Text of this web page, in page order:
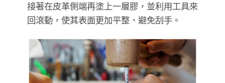
接著在皮革側端再塗上一層膠，並利用工具來
回滾動，使其表面更加平整、避免刮手。